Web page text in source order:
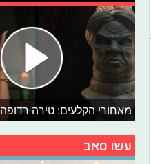
מאחורי הקלעים: טירה רדופה
עשו סאב